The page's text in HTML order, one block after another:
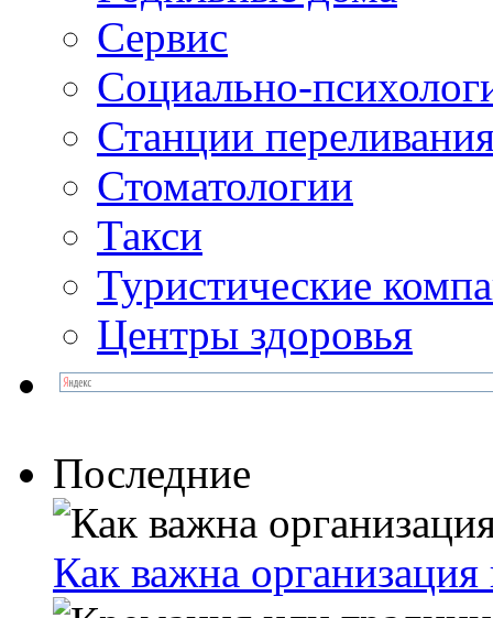
Сервис
Социально-
Станции
Стоматологии
Такси
Туристические
Центры здоровья
Последние
Как важна